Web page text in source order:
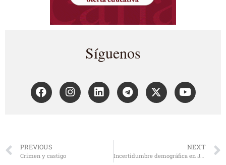
Síguenos
PREVIOUS
Crimen y castigo
NEXT
Incertidumbre demográfica en Japón